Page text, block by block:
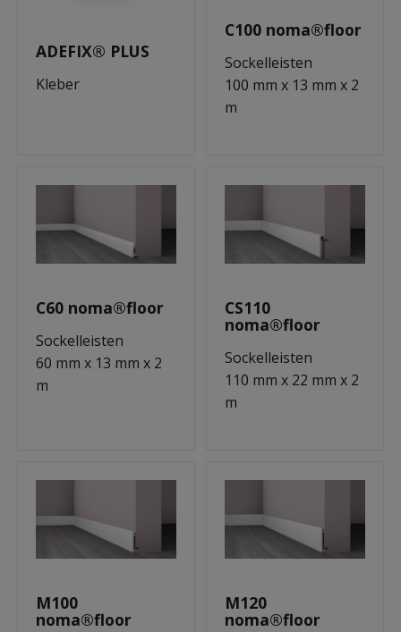
ADEFIX® PLUS
Kleber
C100 noma®floor
Sockelleisten
100 mm x 13 mm x 2
m
C60 noma®floor
Sockelleisten
60 mm x 13 mm x 2
m
CS110
noma®floor
Sockelleisten
110 mm x 22 mm x 2
m
M100
noma®floor
M120
noma®floor